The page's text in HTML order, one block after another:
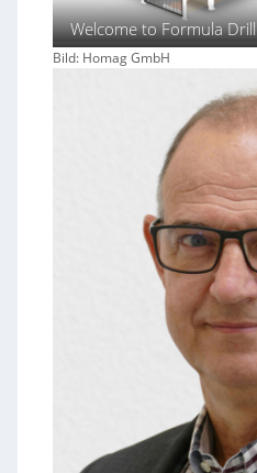
Welcome to Formula Drill
Bild: Homag GmbH